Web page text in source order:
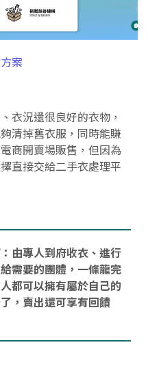
案
衣況還很良好的衣物，
清掉舊衣服，同時能賺
商開賣場販售，但因為
直接交給二手衣處理平
由專人到府收衣、進行
需要的團體，一條龍完
都可以擁有屬於自己的
，賣出還可享有回饋